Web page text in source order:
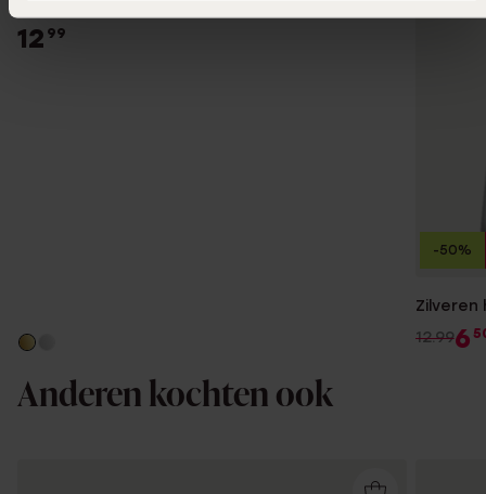
12 99
12.996
-50%
Anderen kochten ook